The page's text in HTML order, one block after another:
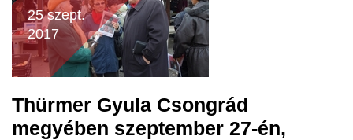
25 szept.
2017
Thürmer Gyula Csongrád
megyében szeptember 27-én,